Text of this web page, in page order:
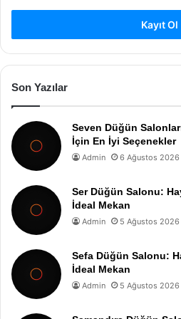
Kayıt Ol
Son Yazılar
Seven Düğün
İçin En İyi Seçenekler
Admin 6 Ağustos 2026
Ser Düğün Salonu:
İdeal Mekan
Admin 5 Ağustos 2026
Sefa Düğün Salonu:
İdeal Mekan
Admin 5 Ağustos 2026